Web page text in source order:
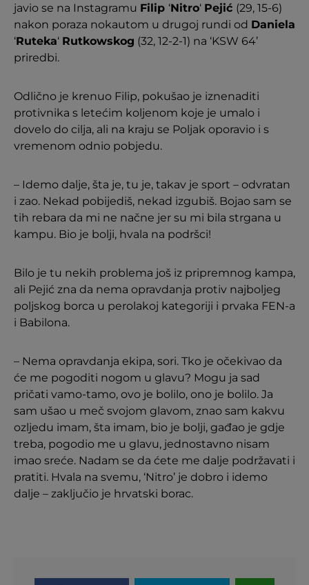
javio se na Instagramu Filip ‘Nitro‘ Pejić (29, 15-6)
nakon poraza nokautom u drugoj rundi od Daniela
‘Ruteka‘ Rutkowskog (32, 12-2-1) na ‘KSW 64’
priredbi.
Odlično je krenuo Filip, pokušao je iznenaditi
protivnika s letećim koljenom koje je umalo i
dovelo do cilja, ali na kraju se Poljak oporavio i s
vremenom odnio pobjedu.
– Idemo dalje, šta je, tu je, takav je sport – odvratan
i zao. Nekad pobijediš, nekad izgubiš. Bojao sam se
tih rebara da mi ne načne jer su mi bila strgana u
kampu. Bio je bolji, hvala na podršci!
Bilo je tu nekih problema još iz pripremnog kampa,
ali Pejić zna da nema opravdanja protiv najboljeg
poljskog borca u perolakoj kategoriji i prvaka FEN-a
i Babilona.
– Nema opravdanja ekipa, sori. Tko je očekivao da
će me pogoditi nogom u glavu? Mogu ja sad
pričati vamo-tamo, ovo je bolilo, ono je bolilo. Ja
sam ušao u meč svojom glavom, znao sam kakvu
ozljedu imam, šta imam, bio je bolji, gađao je gdje
treba, pogodio me u glavu, jednostavno nisam
imao sreće. Nadam se da ćete me dalje podržavati i
pratiti. Hvala na svemu, ‘Nitro’ je dobro i idemo
dalje – zaključio je hrvatski borac.